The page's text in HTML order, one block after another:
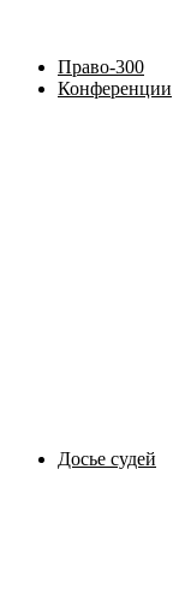
Право-300
Конференции
Досье судей